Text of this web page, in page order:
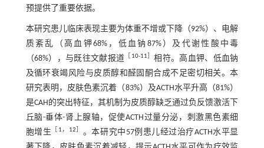
预提供了重要依据。
本研究患儿临床表现主要为体重不增或下降（92%）、电解
质紊乱（高血钾68%，低血钠87%）及代谢性酸中毒
（68%），与既往文献报道
10-11 ］相符。高血钾、低血钠
及循环衰竭风险与皮质醇和醛固酮合成不足密切相关。本
研究表明，皮肤色素沉着（83%）及ACTH水平升高（81%）
是CAH的突出特征，其机制为皮质醇缺乏通过负反馈激活下
丘脑-垂体-肾上腺轴，促使ACTH过量分泌，刺激黑色素细
胞增生
1， 12
。本研究中57例患儿经过治疗ACTH水平显